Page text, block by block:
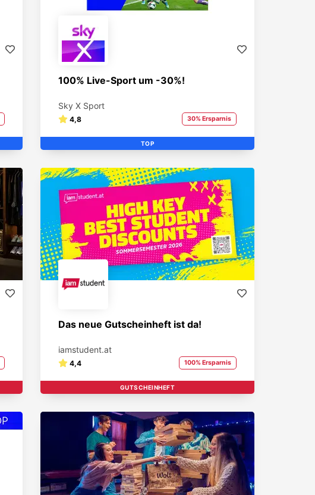
100% Live-Sport um -30%!
Sky X Sport
4,8 30% Ersparnis
TOP
Das neue Gutscheinheft ist da!
iamstudent.at
4,4 100% Ersparnis
GUTSCHEINHEFT